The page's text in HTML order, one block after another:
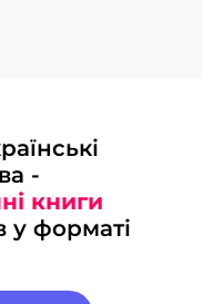
-
книги
у форматі